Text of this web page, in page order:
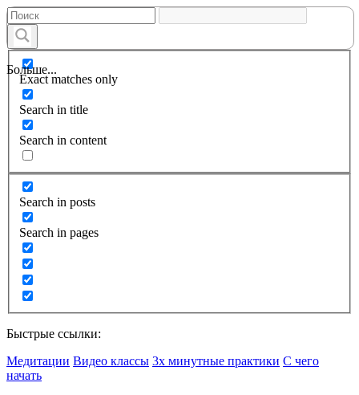
Больше...
Exact matches only
Search in title
Search in content
Search in posts
Search in pages
Быстрые ссылки:
Медитации Видео классы 3х минутные практики С чего
начать